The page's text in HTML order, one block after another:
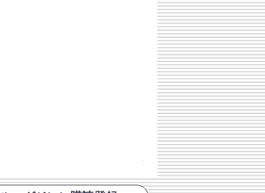
チェコスロバキア軍 連邦共
価格
￥398
消費税込み